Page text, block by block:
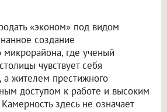
«эконом» под видом
создание
где ученый
чувствует себя
а жителем престижного
доступом к работе и высоким
здесь не означает